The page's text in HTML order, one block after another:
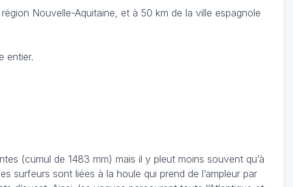
Nouvelle-Aquitaine, et à 50 km de la ville espagnole
entier.
(cumul de 1483 mm) mais il y pleut moins souvent qu’à
surfeurs sont liées à la houle qui prend de l’ampleur par